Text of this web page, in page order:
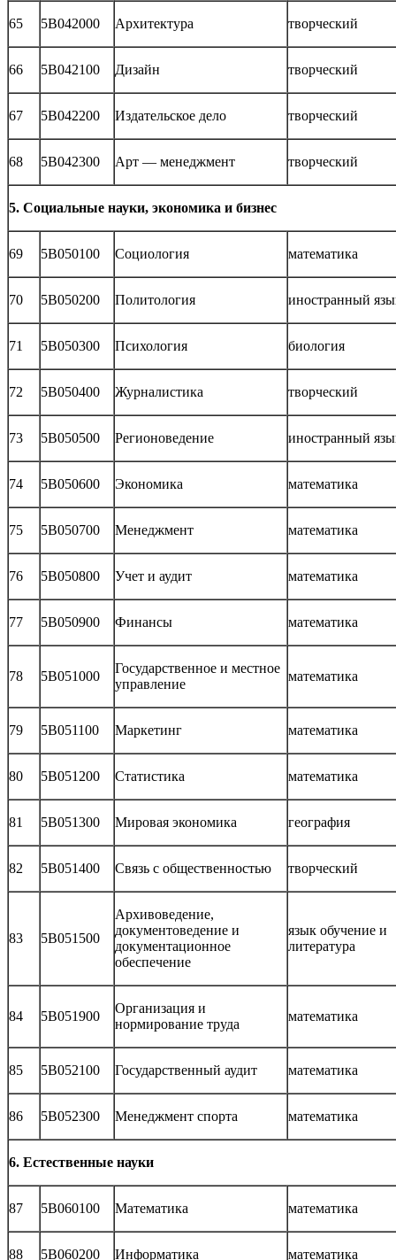
65 5В042000 Архитектура творческий
66 5В042100 Дизайн творческий
67 5В042200 Издательское дело творческий
68 5В042300 Арт — менеджмент творческий
5. Социальные науки, экономика и бизнес
69 5В050100 Социология математика
70 5В050200 Политология иностранный
71 5В050300 Психология биология
72 5В050400 Журналистика творческий
73 5В050500 Регионоведение иностранный
74 5В050600 Экономика математика
75 5В050700 Менеджмент математика
76 5В050800 Учет и аудит математика
77 5В050900 Финансы математика
78 5В051000
Государственное и местное
управление
математика
79 5В051100 Маркетинг математика
80 5В051200 Статистика математика
81 5В051300 Мировая экономика география
82 5В051400 Связь с общественностью творческий
83 5В051500
Архивоведение,
документоведение и
документационное
обеспечение
язык обучение и
литература
84 5В051900
Организация и
нормирование труда
математика
85 5В052100 Государственный аудит математика
86 5В052300 Менеджмент спорта математика
6. Естественные науки
87 5В060100 Математика математика
88 5В060200 Информатика математика